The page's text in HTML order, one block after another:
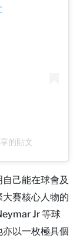
的貼文
己能在球會及
賽核心人物的
Jr 等球
以一枚極具個